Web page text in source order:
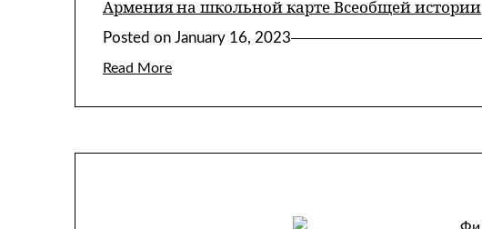
Армения на школьной карте Всеобщей истории
Posted on January 16, 2023
Read More